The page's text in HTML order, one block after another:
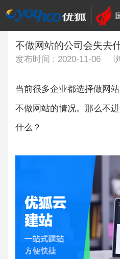
当前位置：首页 >通知
不做网站的公司会失去
发布时间 : 2020-11-06 浏
当前很多企业都选择做网
不做网站的情况。那么不
什么？